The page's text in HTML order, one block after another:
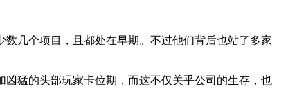
几个项目，且都处在早期。不过他们背后也站了多家
猛的头部玩家卡位期，而这不仅关乎公司的生存，也